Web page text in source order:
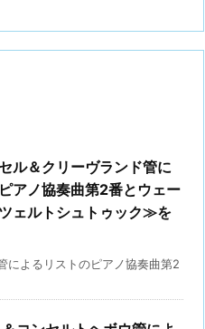
ル＆クリーヴランド管に
アノ協奏曲第2番とウェー
ェルトシュトゥック≫を
によるリストのピアノ協奏曲第2